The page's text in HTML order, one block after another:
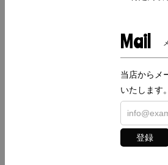
Mail
当店からメ
いたします。
登録